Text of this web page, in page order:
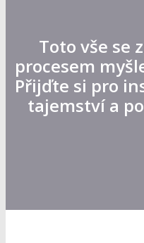
Toto vše se
procesem
Přijďte si pro
tajemství a